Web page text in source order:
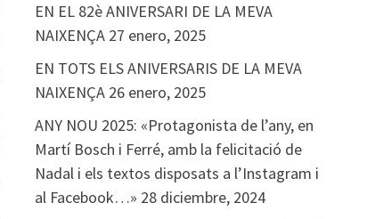
EN EL 82è ANIVERSARI DE LA MEVA
NAIXENÇA 27 enero, 2025
EN TOTS ELS ANIVERSARIS DE LA MEVA
NAIXENÇA 26 enero, 2025
ANY NOU 2025: «Protagonista de l’any, en
Martí Bosch i Ferré, amb la felicitació de
Nadal i els textos disposats a l’Instagram i
al Facebook…» 28 diciembre, 2024